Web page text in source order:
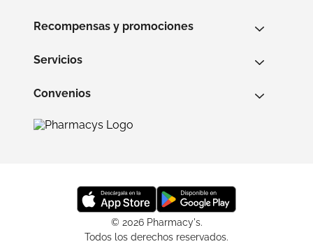
Recompensas y promociones
Servicios
Convenios
© 2026 Pharmacy's.
Todos los derechos reservados.